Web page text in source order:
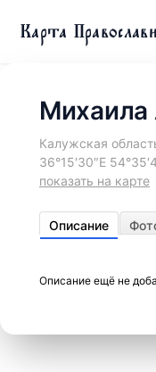
Карта
Михаила
Калужская
36°15′30″E
показать на карте
Описание
Описание ещё не